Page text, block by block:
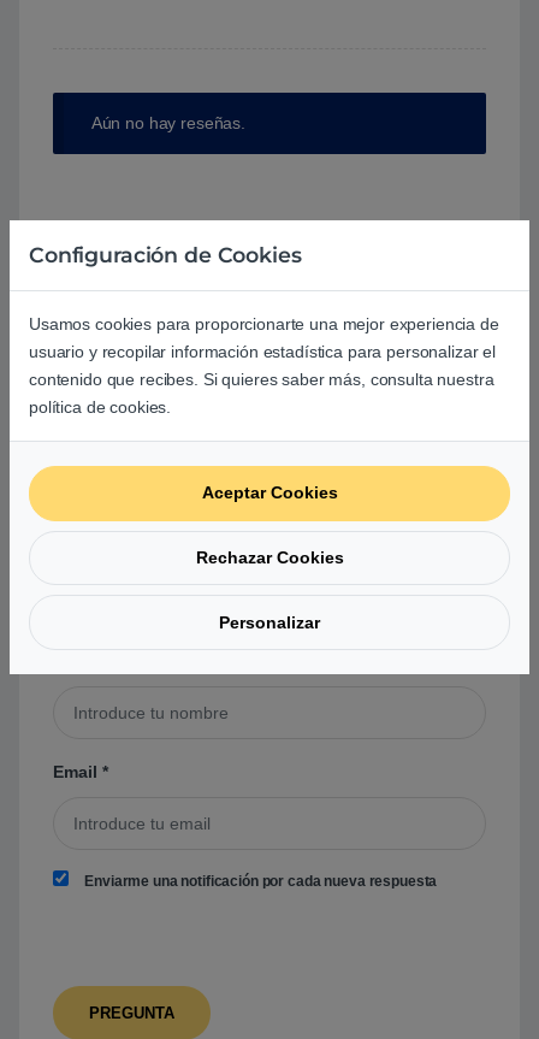
Aún no hay reseñas.
Preguntas y respuestas de los
usuarios sobre este producto
No hay preguntas aún. Sé el primero en hacer
Tu pregunta*
Email *
Enviarme una notificación por cada nueva respuesta
Configuración de Cookies
Usamos cookies para proporcionarte una mejor experiencia de
usuario y recopilar información estadística para personalizar el
contenido que recibes. Si quieres saber más, consulta nuestra
política de cookies.
Aceptar Cookies
Rechazar Cookies
Personalizar